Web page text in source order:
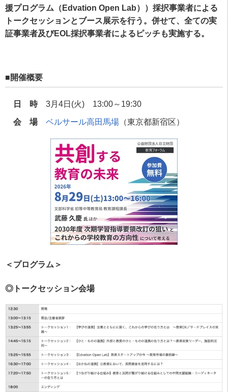
援プログラム（Edvation Open Lab））採択事業者による
トークセッションとブース展示を行う。併せて、全ての実
証事業者及びEOL採択事業者によるピッチも実施する。
■開催概要
日 時3月4日(火) 13:00～19:30
会 場 ベルサール高田馬場 （東京都新宿区）
＜プログラム＞
◎トークセッション会場